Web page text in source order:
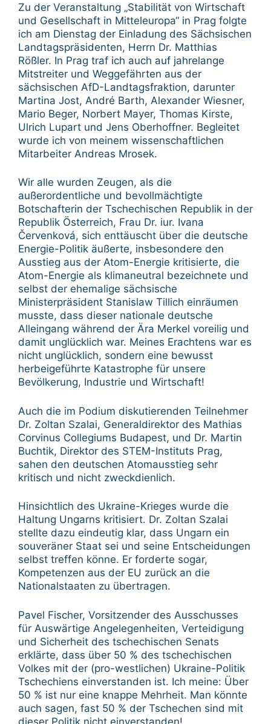
Zu der Veranstaltung „Stabilität von Wirtschaft
und Gesellschaft in Mitteleuropa“ in Prag folgte
ich am Dienstag der Einladung des Sächsischen
Landtagspräsidenten, Herrn Dr. Matthias
Rößler. In Prag traf ich auch auf jahrelange
Mitstreiter und Weggefährten aus der
sächsischen AfD-Landtagsfraktion, darunter
Martina Jost, André Barth, Alexander Wiesner,
Mario Beger, Norbert Mayer, Thomas Kirste,
Ulrich Lupart und Jens Oberhoffner. Begleitet
wurde ich von meinem wissenschaftlichen
Mitarbeiter Andreas Mrosek.
Wir alle wurden Zeugen, als die
außerordentliche und bevollmächtigte
Botschafterin der Tschechischen Republik in der
Republik Österreich, Frau Dr. iur. Ivana
Červenková, sich enttäuscht über die deutsche
Energie-Politik äußerte, insbesondere den
Ausstieg aus der Atom-Energie kritisierte, die
Atom-Energie als klimaneutral bezeichnete und
selbst der ehemalige sächsische
Ministerpräsident Stanislaw Tillich einräumen
musste, dass dieser nationale deutsche
Alleingang während der Ära Merkel voreilig und
damit unglücklich war. Meines Erachtens war es
nicht unglücklich, sondern eine bewusst
herbeigeführte Katastrophe für unsere
Bevölkerung, Industrie und Wirtschaft!
Auch die im Podium diskutierenden Teilnehmer
Dr. Zoltan Szalai, Generaldirektor des Mathias
Corvinus Collegiums Budapest, und Dr. Martin
Buchtik, Direktor des STEM-Instituts Prag,
sahen den deutschen Atomausstieg sehr
kritisch und nicht zweckdienlich.
Hinsichtlich des Ukraine-Krieges wurde die
Haltung Ungarns kritisiert. Dr. Zoltan Szalai
stellte dazu eindeutig klar, dass Ungarn ein
souveräner Staat sei und seine Entscheidungen
selbst treffen könne. Er forderte sogar,
Kompetenzen aus der EU zurück an die
Nationalstaaten zu übertragen.
Pavel Fischer, Vorsitzender des Ausschusses
für Auswärtige Angelegenheiten, Verteidigung
und Sicherheit des tschechischen Senats
erklärte, dass über 50 % des tschechischen
Volkes mit der (pro-westlichen) Ukraine-Politik
Tschechiens einverstanden ist. Ich meine: Über
50 % ist nur eine knappe Mehrheit. Man könnte
auch sagen, fast 50 % der Tschechen sind mit
dieser Politik nicht einverstanden!